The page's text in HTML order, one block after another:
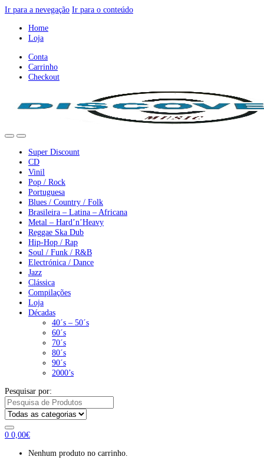
Ir para a nevegação Ir para o conteúdo
Home
Loja
Conta
Carrinho
Checkout
Super Discount
CD
Vinil
Pop / Rock
Portuguesa
Blues / Country / Folk
Brasileira – Latina – Africana
Metal – Hard’n’Heavy
Reggae Ska Dub
Hip-Hop / Rap
Soul / Funk / R&B
Electrónica / Dance
Jazz
Clássica
Compilações
Loja
Décadas
40´s – 50´s
60´s
70´s
80´s
90´s
2000’s
Pesquisar por:
0 0,00€
Nenhum produto no carrinho.